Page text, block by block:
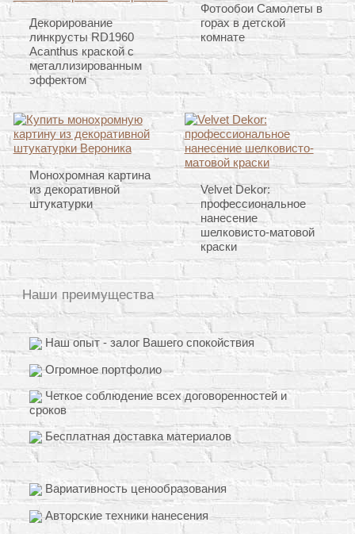
Декорирование
линкрусты RD1960
Acanthus краской с
металлизированным
эффектом
Фотообои Самолеты в
горах в детской
комнате
Монохромная картина
из декоративной
штукатурки
Velvet Dekor:
профессиональное
нанесение
шелковисто-матовой
краски
Наши преимущества
Наш опыт - залог Вашего спокойствия
Огромное портфолио
Четкое соблюдение всех договоренностей и
сроков
Бесплатная доставка материалов
Вариативность ценообразования
Авторские техники нанесения